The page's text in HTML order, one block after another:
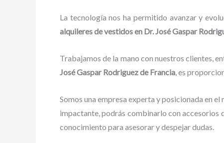
La tecnología nos ha permitido avanzar y
alquileres de vestidosen Dr. José Gaspar
Trabajamos de la mano con nuestros clientes,
José Gaspar Rodriguez de Francia, es
Somos una empresa experta y posicionada en el
impactante, podrás combinarlo con accesorios
conocimiento para asesorar y despejar dudas.